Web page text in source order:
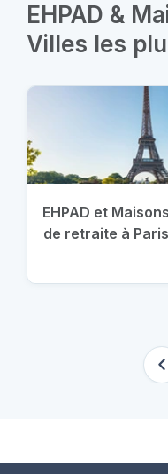
EHPAD &
Villes les
EHPAD et Maisons
de retraite à Paris